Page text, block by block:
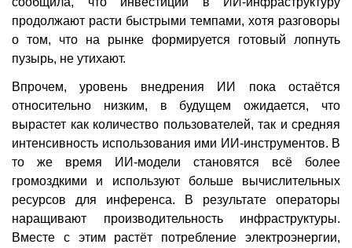
продолжают расти быстрыми темпами, хотя разговоры
о том, что на рынке формируется готовый лопнуть
пузырь, не утихают.
Впрочем, уровень внедрения ИИ пока остаётся
относительно низким, в будущем ожидается, что
вырастет как количество пользователей, так и средняя
интенсивность использования ими ИИ-инструментов. В
то же время ИИ-модели становятся всё более
громоздкими и используют больше вычислительных
ресурсов для инференса. В результате операторы
наращивают производительность инфраструктуры.
Вместе с этим растёт потребление электроэнергии,